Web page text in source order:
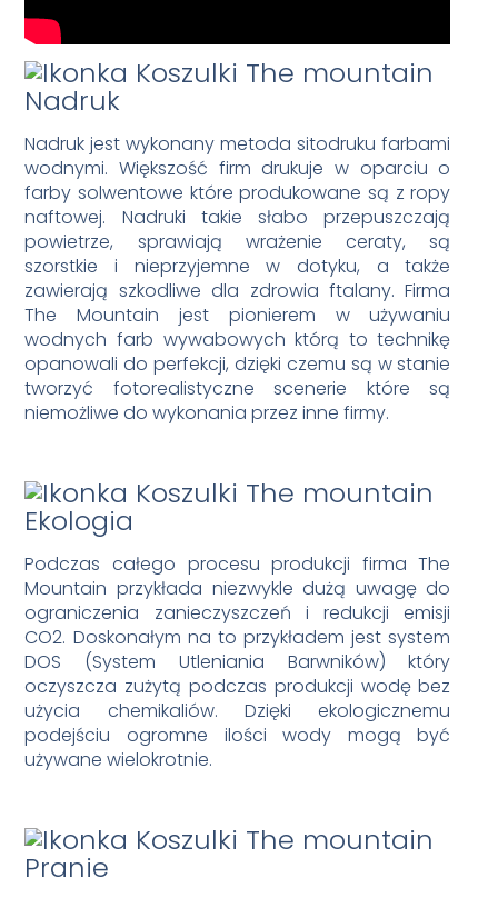
Nadruk
Nadruk jest wykonany metoda sitodruku farbami
wodnymi. Większość firm drukuje w oparciu o
farby solwentowe które produkowane są z ropy
naftowej. Nadruki takie słabo przepuszczają
powietrze, sprawiają wrażenie ceraty, są
szorstkie i nieprzyjemne w dotyku, a także
zawierają szkodliwe dla zdrowia ftalany. Firma
The Mountain jest pionierem w używaniu
wodnych farb wywabowych którą to technikę
opanowali do perfekcji, dzięki czemu są w stanie
tworzyć fotorealistyczne scenerie które są
niemożliwe do wykonania przez inne firmy.
Ekologia
Podczas całego procesu produkcji firma The
Mountain przykłada niezwykle dużą uwagę do
ograniczenia zanieczyszczeń i redukcji emisji
CO2. Doskonałym na to przykładem jest system
DOS (System Utleniania Barwników) który
oczyszcza zużytą podczas produkcji wodę bez
użycia chemikaliów. Dzięki ekologicznemu
podejściu ogromne ilości wody mogą być
używane wielokrotnie.
Pranie